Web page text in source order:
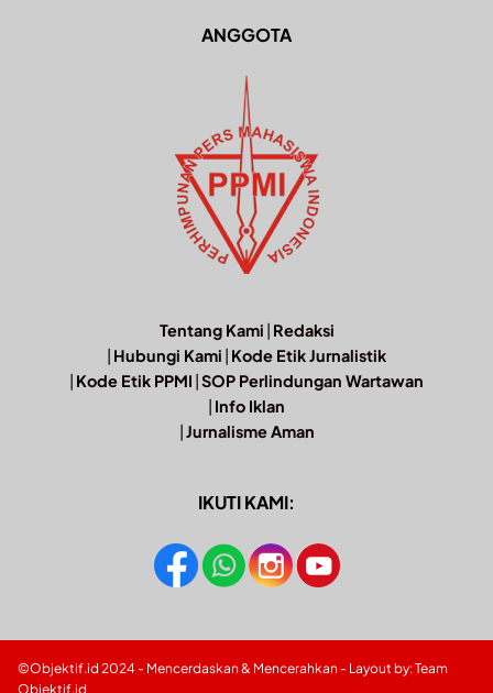
ANGGOTA
Tentang Kami | Redaksi
| Hubungi Kami | Kode Etik Jurnalistik
| Kode Etik PPMI |SOP Perlindungan Wartawan
| Info Iklan
|Jurnalisme Aman
IKUTI KAMI:
©Objektif.id 2024 - Mencerdaskan & Mencerahkan - Layout by: Team
Objektif.id